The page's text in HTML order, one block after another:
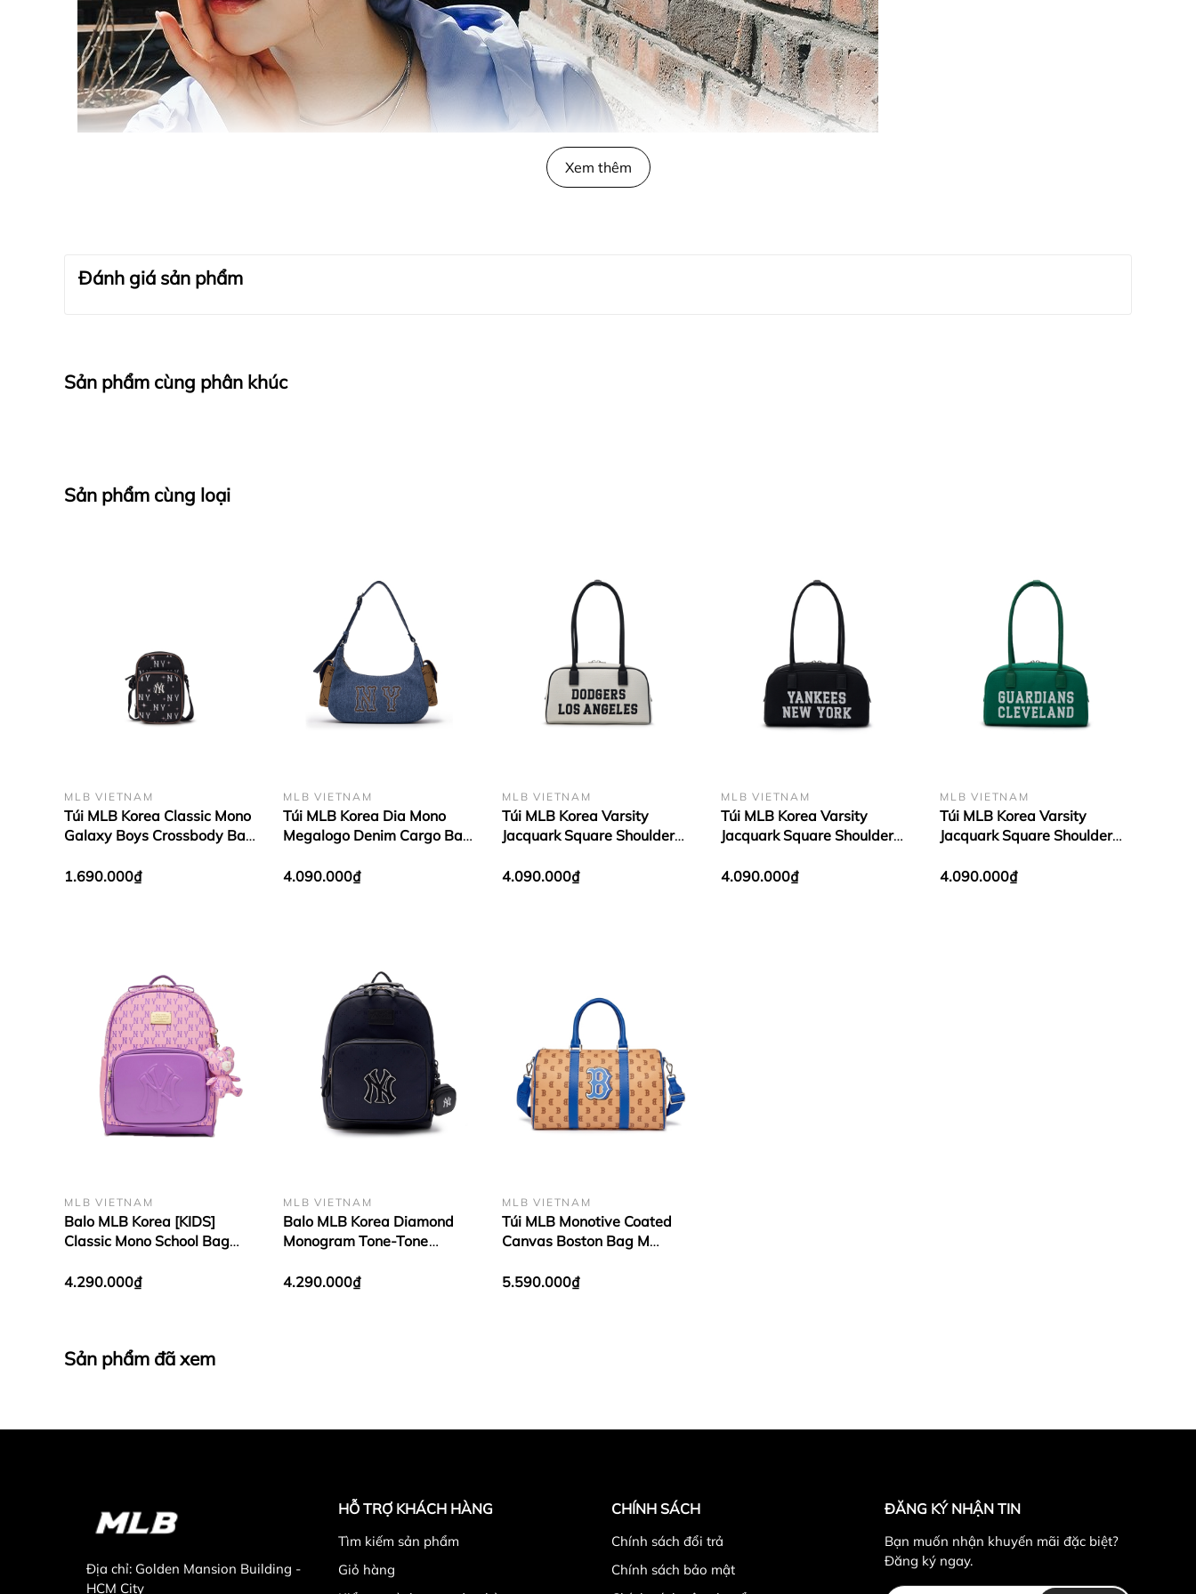
Xem thêm
Đánh giá sản phẩm
Sản phẩm cùng phân khúc
Sản phẩm cùng loại
MLB VIETNAM
Túi MLB Korea Classic Mono
Galaxy Boys Crossbody Bag
1.690.000₫
MLB VIETNAM
Túi MLB Korea Dia Mono
Megalogo Denim Cargo Bag
4.090.000₫
MLB VIETNAM
Túi MLB Korea Varsity
Jacquark Square Shoulder
4.090.000₫
MLB VIETNAM
Túi MLB Korea Varsity
Jacquark Square Shoulder
Black
4.090.000₫
MLB VIETNAM
Túi MLB Korea Varsity
Jacquark Square Shoulder
Green
4.090.000₫
MLB VIETNAM
Balo MLB Korea [KIDS]
Classic Mono School Bag
4.290.000₫
MLB VIETNAM
Balo MLB Korea Diamond
Monogram Tone-Tone
D.Navy
4.290.000₫
MLB VIETNAM
Túi MLB Monotive Coated
Canvas Boston Bag M
5.590.000₫
Sản phẩm đã xem
Địa chỉ: Golden Mansion Building -
HCM City
HỖ TRỢ KHÁCH HÀNG
Tìm kiếm sản phẩm
Giỏ hàng
CHÍNH SÁCH
Chính sách đổi trả
Chính sách bảo mật
ĐĂNG KÝ NHẬN TIN
Bạn muốn nhận khuyến mãi đặc biệt?
Đăng ký ngay.